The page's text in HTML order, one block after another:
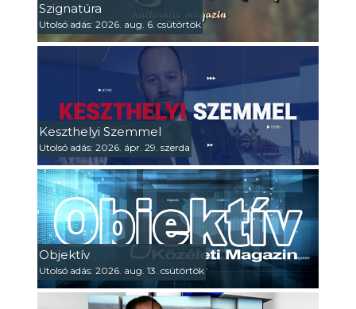
Szignatúra
Utolsó adás: 2026. aug. 6. csütörtök
Keszthelyi Szemmel
Utolsó adás: 2026. ápr. 29. szerda
Objektív
Utolsó adás: 2026. aug. 13. csütörtök